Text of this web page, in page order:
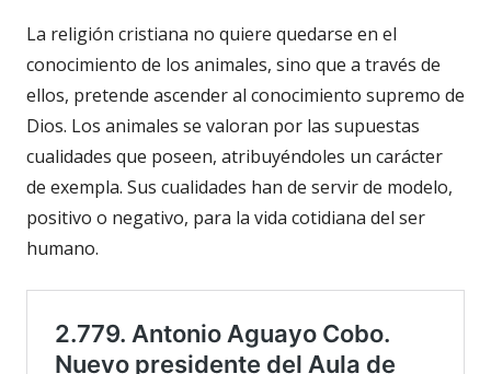
La religión cristiana no quiere quedarse en el
conocimiento de los animales, sino que a través de
ellos, pretende ascender al conocimiento supremo de
Dios. Los animales se valoran por las supuestas
cualidades que poseen, atribuyéndoles un carácter
de exempla. Sus cualidades han de servir de modelo,
positivo o negativo, para la vida cotidiana del ser
humano.